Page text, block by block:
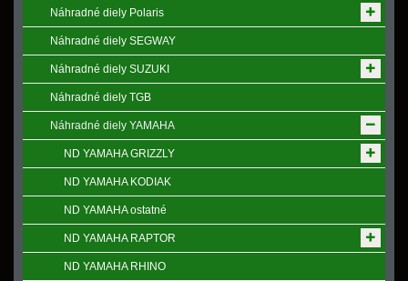
Náhradné diely Polaris
Náhradné diely SEGWAY
Náhradné diely SUZUKI
Náhradné diely TGB
Náhradné diely YAMAHA
ND YAMAHA GRIZZLY
ND YAMAHA KODIAK
ND YAMAHA ostatné
ND YAMAHA RAPTOR
ND YAMAHA RHINO